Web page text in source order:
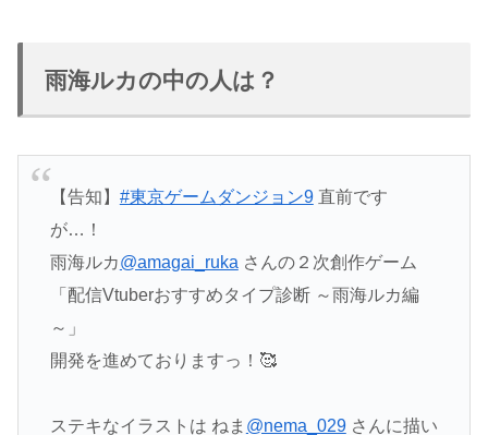
雨海ルカの中の人は？
【告知】 #東京ゲームダンジョン9直前です
が…！
雨海ルカ@amagai_ruka さんの２次創作ゲーム
「配信Vtuberおすすめタイプ診断 ～雨海ルカ編
～」
開発を進めておりますっ！🥰
ステキなイラストは ねま @nema_029さんに描い